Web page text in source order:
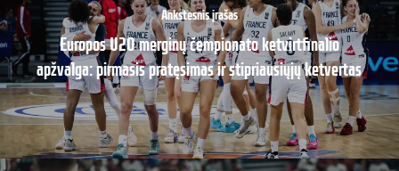
Ankstesnis įrašas
Europos U20 merginų čempionato ketvirtfinalio
apžvalga: pirmasis pratęsimas ir stipriausiųjų ketvertas